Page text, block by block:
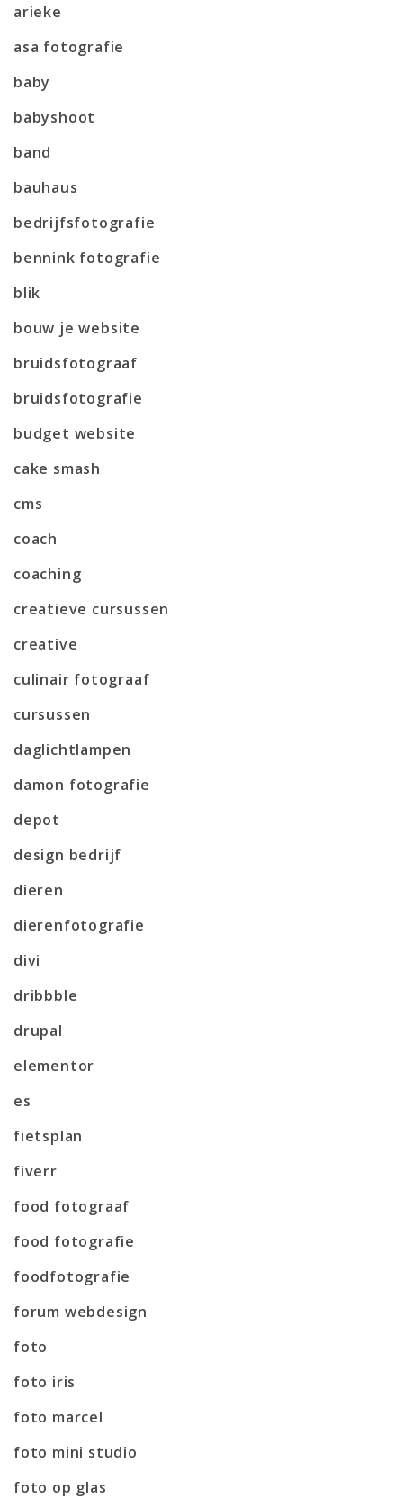
arieke
asa fotografie
baby
babyshoot
band
bauhaus
bedrijfsfotografie
bennink fotografie
blik
bouw je website
bruidsfotograaf
bruidsfotografie
budget website
cake smash
cms
coach
coaching
creatieve cursussen
creative
culinair fotograaf
cursussen
daglichtlampen
damon fotografie
depot
design bedrijf
dieren
dierenfotografie
divi
dribbble
drupal
elementor
es
fietsplan
fiverr
food fotograaf
food fotografie
foodfotografie
forum webdesign
foto
foto iris
foto marcel
foto mini studio
foto op glas